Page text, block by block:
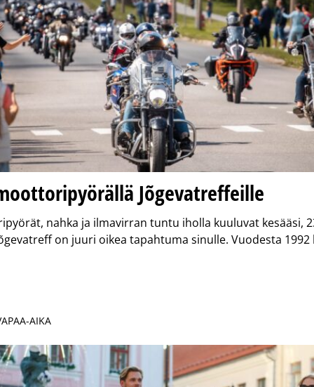
Jõgevatreffeille
nahka ja ilmavirran tuntu iholla kuuluvat kesääsi,
on juuri oikea tapahtuma sinulle. Vuodesta
AIKA